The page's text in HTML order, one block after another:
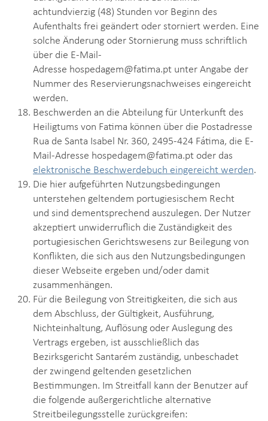
achtundvierzig (48) Stunden vor Beginn des
Aufenthalts frei geändert oder storniert werden. Eine
solche Änderung oder Stornierung muss schriftlich
über die E-Mail-
Adresse hospedagem@fatima.pt unter Angabe der
Nummer des Reservierungsnachweises eingereicht
werden.
Beschwerden an die Abteilung für Unterkunft des
Heiligtums von Fatima können über die Postadresse
Rua de Santa Isabel Nr. 360, 2495-424 Fátima, die E-
Mail-Adresse hospedagem@fatima.pt oder das
elektronische Beschwerdebuch eingereicht werden.
Die hier aufgeführten Nutzungsbedingungen
unterstehen geltendem portugiesischem Recht
und sind dementsprechend auszulegen. Der Nutzer
akzeptiert unwiderruflich die Zuständigkeit des
portugiesischen Gerichtswesens zur Beilegung von
Konflikten, die sich aus den Nutzungsbedingungen
dieser Webseite ergeben und/oder damit
zusammenhängen.
Für die Beilegung von Streitigkeiten, die sich aus
dem Abschluss, der Gültigkeit, Ausführung,
Nichteinhaltung, Auflösung oder Auslegung des
Vertrags ergeben, ist ausschließlich das
Bezirksgericht Santarém zuständig, unbeschadet
der zwingend geltenden gesetzlichen
Bestimmungen. Im Streitfall kann der Benutzer auf
die folgende außergerichtliche alternative
Streitbeilegungsstelle zurückgreifen: